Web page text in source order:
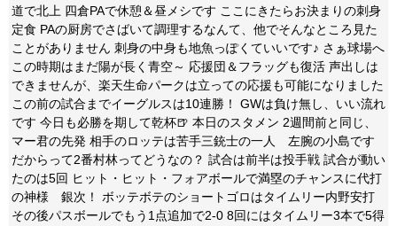
道で北上 四倉PAで休憩＆昼メシです ここにきたらお決まりの刺身
定食 PAの厨房でさばいて調理するなんて、他でそんなところ見た
ことがありません 刺身の中身も地魚っぽくていいです♪ さぁ球場へ
この時期はまだ陽が長く青空～ 応援団＆フラッグも復活 声出しは
できませんが、楽天生命パークは立っての応援も可能になりました
この前の試合までイーグルスは10連勝！ GWは負け無し、いい流れ
です 今日も必勝を期して乾杯🍺 本日のスタメン 2週間前と同じ、
マー君の先発 相手のロッテは苦手三銃士の一人 左腕の小島です
だからって2番村林ってどうなの？ 試合は前半は投手戦 試合が動い
たのは5回 ヒット・ヒット・フォアボールで満塁のチャンスに代打
の神様 銀次！ ボッテボテのショートゴロはタイムリー内野安打
その後パスボールでもう1点追加で2-0 8回にはタイムリー3本で5得